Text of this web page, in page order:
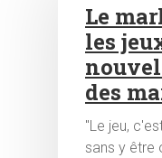
Le
les
des
"Le jeu,
sans y être